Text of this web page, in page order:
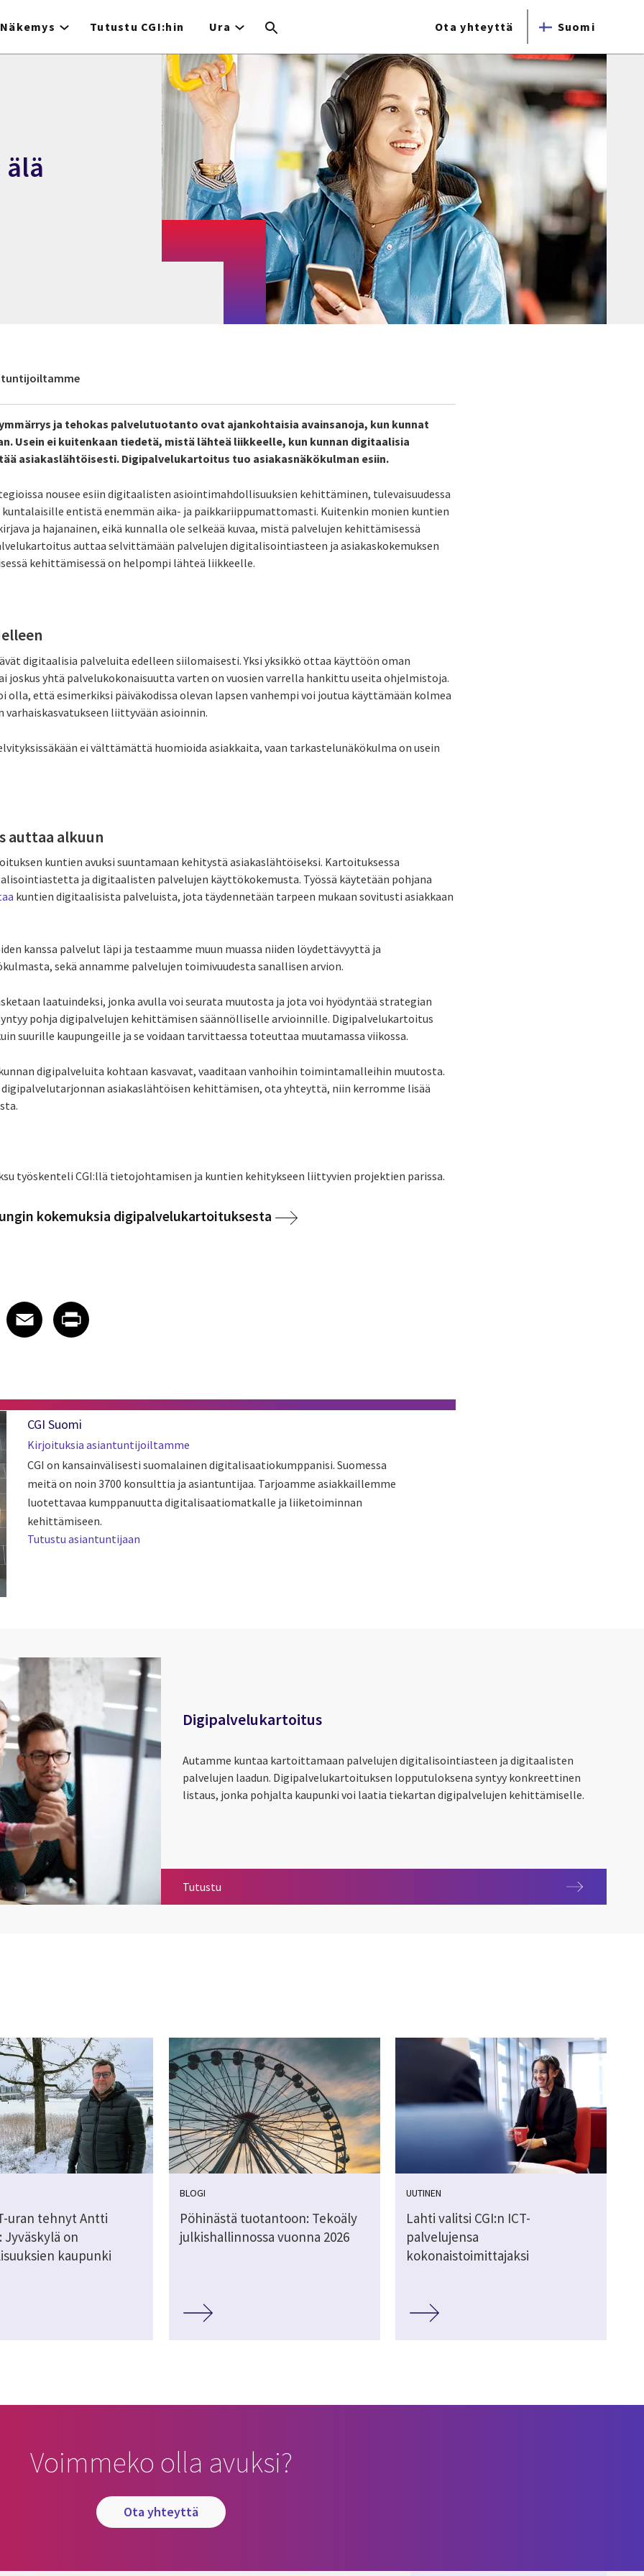
Näkemys Tutustu CGI:hin Ura Ota yhteyttä Suomi
ja tehokas palvelutuotanto ovat ajankohtaisia avainsanoja, kun kunnat
Usein ei kuitenkaan tiedetä, mistä lähteä liikkeelle, kun kunnan digitaalisia
asiakaslähtöisesti. Digipalvelukartoitus tuo asiakasnäkökulman esiin.
nousee esiin digitaalisten asiointimahdollisuuksien kehittäminen, tulevaisuudessa
entistä enemmän aika- ja paikkariippumattomasti. Kuitenkin monien kuntien
ja hajanainen, eikä kunnalla ole selkeää kuvaa, mistä palvelujen kehittämisessä
auttaa selvittämään palvelujen digitalisointiasteen ja asiakaskokemuksen
kehittämisessä on helpompi lähteä liikkeelle.
digitaalisia palveluita edelleen siilomaisesti. Yksi yksikkö ottaa käyttöön oman
joskus yhtä palvelukokonaisuutta varten on vuosien varrella hankittu useita ohjelmistoja.
olla, että esimerkiksi päiväkodissa olevan lapsen vanhempi voi joutua käyttämään kolmea
varhaiskasvatukseen liittyvään asioinnin.
ei välttämättä huomioida asiakkaita, vaan tarkastelunäkökulma on usein
auttaa alkuun
kuntien avuksi suuntamaan kehitystä asiakaslähtöiseksi. Kartoituksessa
ja digitaalisten palvelujen käyttökokemusta. Työssä käytetään pohjana
kuntien digitaalisista palveluista, jota täydennetään tarpeen mukaan sovitusti asiakkaan
kanssa palvelut läpi ja testaamme muun muassa niiden löydettävyyttä ja
sekä annamme palvelujen toimivuudesta sanallisen arvion.
laatuindeksi, jonka avulla voi seurata muutosta ja jota voi hyödyntää strategian
pohja digipalvelujen kehittämisen säännölliselle arvioinnille. Digipalvelukartoitus
suurille kaupungeille ja se voidaan tarvittaessa toteuttaa muutamassa viikossa.
digipalveluita kohtaan kasvavat, vaaditaan vanhoihin toimintamalleihin muutosta.
asiakaslähtöisen kehittämisen, ota yhteyttä, niin kerromme lisää
työskenteli CGI:llä tietojohtamisen ja kuntien kehitykseen liittyvien projektien parissa.
kokemuksia digipalvelukartoituksesta
LinkedIn
on X
article on Facebook
Facebook
Share article on Email
Email
Share article on Print
CGI Suomi
Kirjoituksia asiantuntijoiltamme
CGI on kansainvälisesti suomalainen digitalisaatiokumppanisi. Suomessa
meitä on noin 3700 konsulttia ja asiantuntijaa. Tarjoamme asiakkaillemme
luotettavaa kumppanuutta digitalisaatiomatkalle ja liiketoiminnan
kehittämiseen.
Tutustu asiantuntijaan
Digipalvelukartoitus
Autamme kuntaa kartoittamaan palvelujen digitalisointiasteen ja digitaalisten
palvelujen laadun. Digipalvelukartoituksen lopputuloksena syntyy konkreettinen
listaus, jonka pohjalta kaupunki voi laatia tiekartan digipalvelujen kehittämiselle.
Tutustu
uran tehnyt Antti
Jyväskylä on
kaupunki
BLOGI
Pöhinästä tuotantoon: Tekoäly
julkishallinnossa vuonna 2026
UUTINEN
Lahti valitsi CGI:n ICT-
palvelujensa
kokonaistoimittajaksi
Voimmeko olla avuksi?
ota yhteyttä